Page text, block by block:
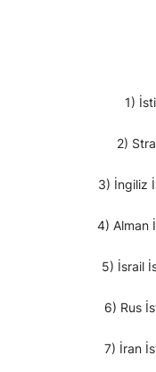
1)
2)
3) İngiliz
4) Alman
5) İsrail
6) Rus
7) İran